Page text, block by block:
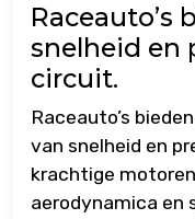
Raceauto’s
snelheid en
circuit.
Raceauto’s
van snelheid en
krachtige
aerodynamica en